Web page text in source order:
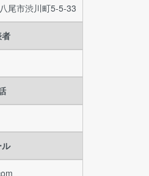
尾市渋川町5-5-33
ル